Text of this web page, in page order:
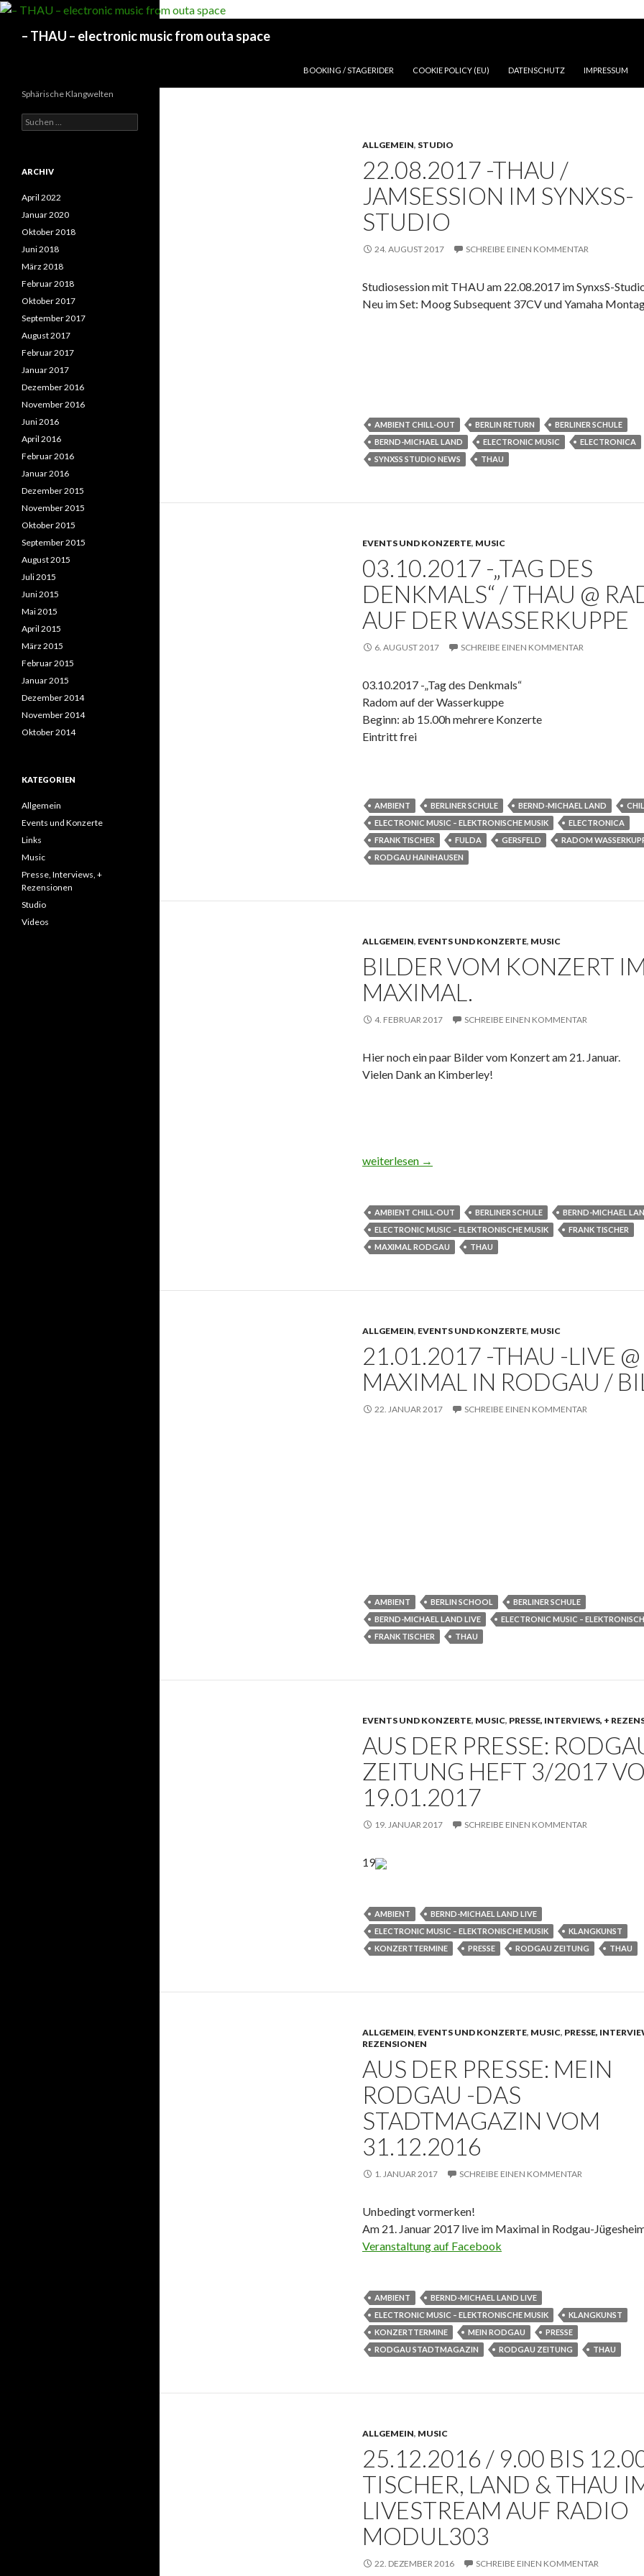
– THAU – electronic music from outa space
BOOKING / STAGERIDER
COOKIE POLICY (EU) DATENSCHUTZ IMPRESSUM
ALLGEMEIN, STUDIO
22.08.2017 -THAU /
JAMSESSION IM SYNXSS-
STUDIO
24. AUGUST 2017 SCHREIBE EINEN KOMMENTAR
Studiosession mit THAU am 22.08.2017 im SynxsS-
Neu im Set: Moog Subsequent 37CV und Yamaha
AMBIENT CHILL-OUT BERLIN RETURN
BERLINER SCHULE
BERND-MICHAEL LAND
ELECTRONIC MUSIC
ELECTRONICA
SYNXSS STUDIO NEWS
THAU
EVENTS UND KONZERTE, MUSIC
03.10.2017 -„TAG DES
DENKMALS“ / THAU @
AUF DER WASSERKUPPE
6. AUGUST 2017 SCHREIBE EINEN KOMMENTAR
03.10.2017 -„Tag des Denkmals“
Radom auf der Wasserkuppe
Beginn: ab 15.00h mehrere Konzerte
Eintritt frei
AMBIENT BERLINER SCHULE BERND-MICHAEL LAND
ELECTRONIC MUSIC – ELEKTRONISCHE MUSIK
ELECTRONICA
FRANK TISCHER
FULDA GERSFELD
RADOM
RODGAU HAINHAUSEN
ALLGEMEIN, EVENTS UND KONZERTE, MUSIC
BILDER VOM KONZERT
MAXIMAL.
4. FEBRUAR 2017 SCHREIBE EINEN KOMMENTAR
Hier noch ein paar Bilder vom Konzert am 21. Januar.
Vielen Dank an Kimberley!
Bilder vom Konzert im Maximal.
weiterlesen →
AMBIENT CHILL-OUT BERLINER SCHULE
BERND-MICHAEL
ELECTRONIC MUSIC – ELEKTRONISCHE MUSIK
FRANK TISCHER
MAXIMAL RODGAU
THAU
ALLGEMEIN, EVENTS UND KONZERTE, MUSIC
21.01.2017 -THAU -LIVE @
MAXIMAL IN RODGAU /
22. JANUAR 2017 SCHREIBE EINEN KOMMENTAR
AMBIENT BERLIN SCHOOL
BERLINER SCHULE
BERND-MICHAEL LAND LIVE
ELECTRONIC MUSIC –
FRANK TISCHER
THAU
EVENTS UND KONZERTE, MUSIC, PRESSE, INTERVIEWS, +
AUS DER PRESSE:
ZEITUNG HEFT 3/2017
19.01.2017
19. JANUAR 2017 SCHREIBE EINEN KOMMENTAR
19
AMBIENT
BERND-MICHAEL LAND LIVE
ELECTRONIC MUSIC – ELEKTRONISCHE MUSIK
KLANGKUNST
KONZERTTERMINE
PRESSE RODGAU ZEITUNG THAU
ALLGEMEIN, EVENTS UND KONZERTE, MUSIC, PRESSE,
REZENSIONEN
AUS DER PRESSE: MEIN
RODGAU -DAS
STADTMAGAZIN VOM
31.12.2016
1. JANUAR 2017 SCHREIBE EINEN KOMMENTAR
Unbedingt vormerken!
Am 21. Januar 2017 live im Maximal in Rodgau-
Veranstaltung auf Facebook
AMBIENT
BERND-MICHAEL LAND LIVE
ELECTRONIC MUSIC – ELEKTRONISCHE MUSIK
KLANGKUNST
KONZERTTERMINE
MEIN RODGAU
PRESSE
RODGAU STADTMAGAZIN
RODGAU ZEITUNG THAU
ALLGEMEIN, MUSIC
25.12.2016 / 9.00 BIS
TISCHER, LAND & THAU
LIVESTREAM AUF RADIO
MODUL303
22. DEZEMBER 2016 SCHREIBE EINEN KOMMENTAR
Sphärische Klangwelten
Suchen
nach:
ARCHIV
April 2022
Januar 2020
Oktober 2018
Juni 2018
März 2018
Februar 2018
Oktober 2017
September 2017
August 2017
Februar 2017
Januar 2017
Dezember 2016
November 2016
Juni 2016
April 2016
Februar 2016
Januar 2016
Dezember 2015
November 2015
Oktober 2015
September 2015
August 2015
Juli 2015
Juni 2015
Mai 2015
April 2015
März 2015
Februar 2015
Januar 2015
Dezember 2014
November 2014
Oktober 2014
KATEGORIEN
Allgemein
Events und Konzerte
Links
Music
Presse, Interviews, +
Rezensionen
Studio
Videos